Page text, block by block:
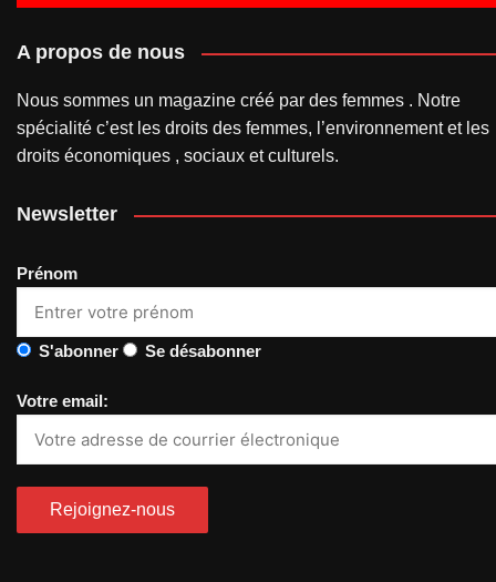
A propos de nous
Nous sommes un magazine créé par des femmes . Notre
spécialité c’est les droits des femmes, l’environnement et les
droits économiques , sociaux et culturels.
Newsletter
Prénom
S'abonner Se désabonner
Votre email: